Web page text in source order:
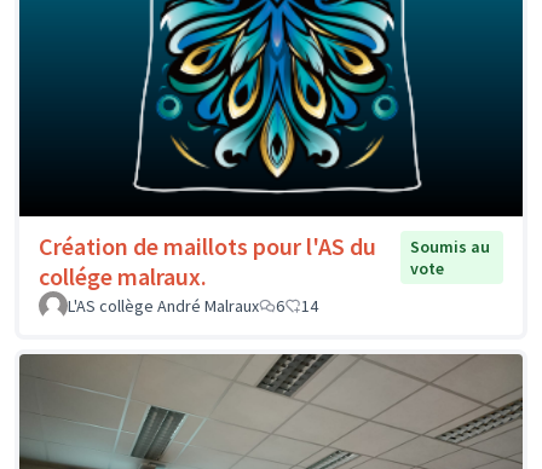
Création de maillots pour l'AS du
collége malraux.
Soumis au
vote
L'AS collège André Malraux
6 14